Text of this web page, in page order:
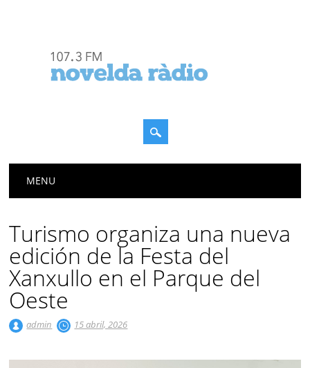
Menú principal
MENU
Turismo organiza una nueva
edición de la Festa del
Xanxullo en el Parque del
Oeste
admin 15 abril, 2026